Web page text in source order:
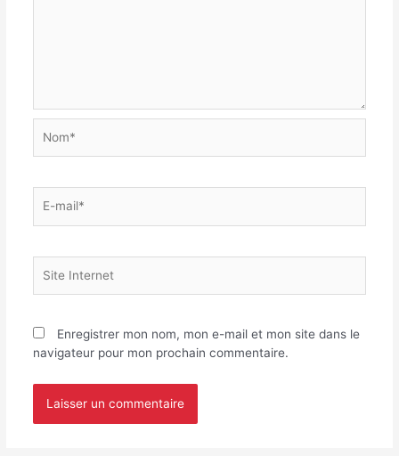
Enregistrer mon nom, mon e-mail et mon site dans le
navigateur pour mon prochain commentaire.